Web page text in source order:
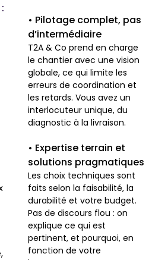
• Pilotage complet, pas
d’intermédiaire
T2A & Co prend en charge
le chantier avec une vision
globale, ce qui limite les
erreurs de coordination et
les retards. Vous avez un
interlocuteur unique, du
diagnostic à la livraison.
• Expertise terrain et
solutions pragmatiques
Les choix techniques sont
faits selon la faisabilité, la
durabilité et votre budget.
Pas de discours flou : on
explique ce qui est
pertinent, et pourquoi, en
fonction de votre